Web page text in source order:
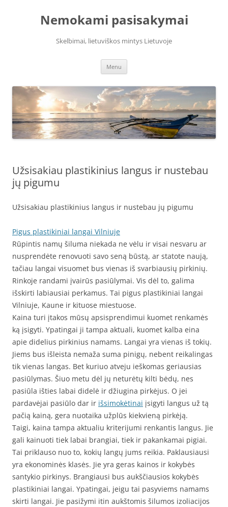
Nemokami pasisakymai
Skelbimai, lietuviškos mintys Lietuvoje
Menu
Užsisakiau plastikinius langus ir nustebau
jų pigumu
Užsisakiau plastikinius langus ir nustebau jų pigumu
Pigus plastikiniai langai Vilniuje
Rūpintis namų šiluma niekada ne vėlu ir visai nesvaru ar
nusprendėte renovuoti savo seną būstą, ar statote naują,
tačiau langai visuomet bus vienas iš svarbiausių pirkinių.
Rinkoje randami įvairūs pasiūlymai. Vis dėl to, galima
išskirti labiausiai perkamus. Tai pigus plastikiniai langai
Vilniuje, Kaune ir kituose miestuose.
Kaina turi įtakos mūsų apsisprendimui kuomet renkamės
ką įsigyti. Ypatingai ji tampa aktuali, kuomet kalba eina
apie didelius pirkinius namams. Langai yra vienas iš tokių.
Jiems bus išleista nemaža suma pinigų, nebent reikalingas
tik vienas langas. Bet kuriuo atveju ieškomas geriausias
pasiūlymas. Šiuo metu dėl jų neturėtų kilti bėdų, nes
pasiūla išties labai didelė ir džiugina pirkėjus. O jei
pardavėjai pasiūlo dar ir išsimokėtinai įsigyti langus už tą
pačią kainą, gera nuotaika užplūs kiekvieną pirkėją.
Taigi, kaina tampa aktualiu kriterijumi renkantis langus. Jie
gali kainuoti tiek labai brangiai, tiek ir pakankamai pigiai.
Tai priklauso nuo to, kokių langų jums reikia. Paklausiausi
yra ekonominės klasės. Jie yra geras kainos ir kokybės
santykio pirkinys. Brangiausi bus aukščiausios kokybės
plastikiniai langai. Ypatingai, jeigu tai pasyviems namams
skirti langai. Jie pasižymi itin aukštomis šilumos izoliacijos